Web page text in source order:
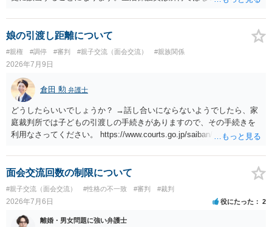
支払った場合に返還請求権が認められたり役所から何らかのペナルテ
ィが課されたりするわけではなく、「残りのお金で自己責任で生活せ
よ」ということになるので、生活保護を受給することになった時はす
みやかに合意のための話し合いあるいは調停申立てをすべきでしょ
う。
娘の引渡し距離について
#親権 #調停 #審判 #親子交流（面会交流） #親族関係
2026年7月9日
倉田 勲 弁護士
どうしたらいいでしょうか？ →話し合いにならないようでしたら、家
庭裁判所では子どもの引渡しの手続きがありますので、その手続きを
利用なさってください。 https://www.courts.go.jp/saiban/syurui/syurui
面会交流回数の制限について
#親子交流（面会交流） #性格の不一致 #審判 #裁判
2026年7月6日 役にたった 2
離婚・男女問題に強い弁護士